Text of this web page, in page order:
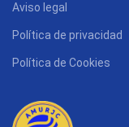
Aviso legal
Política de privacidad
Política de Cookies